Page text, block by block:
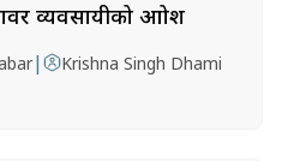
व्यवसायीको आक्रोश
| Krishna Singh Dhami